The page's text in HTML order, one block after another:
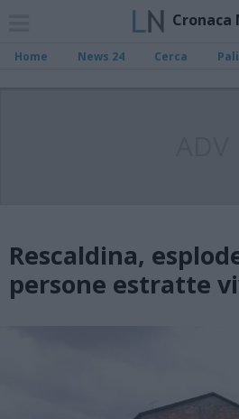
Cronaca
Home News 24 Cerca
Rescaldina,
persone estratte